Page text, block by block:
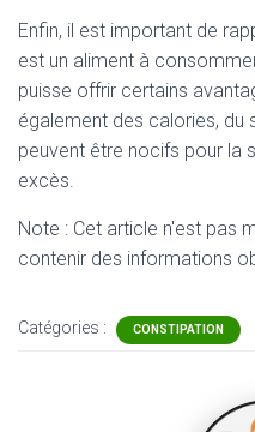
Enfin, il est important de
est un aliment à
puisse offrir certains
également des calories, du
peuvent être nocifs pour la
excès.
Note : Cet article n'est pas
contenir des informations
Catégories : CONSTIPATION